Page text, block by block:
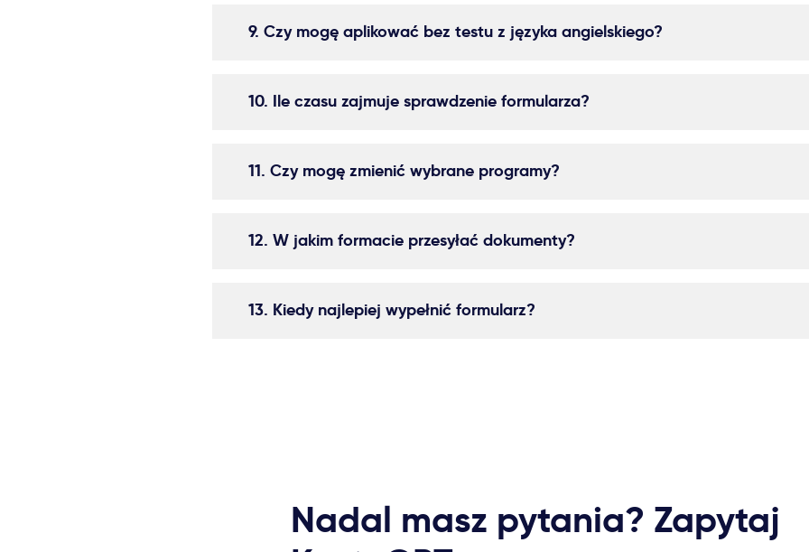
9. Czy mogę aplikować bez testu z języka angielskiego?
10. Ile czasu zajmuje sprawdzenie formularza?
11. Czy mogę zmienić wybrane programy?
12. W jakim formacie przesyłać dokumenty?
13. Kiedy najlepiej wypełnić formularz?
Nadal masz pytania? Zapytaj